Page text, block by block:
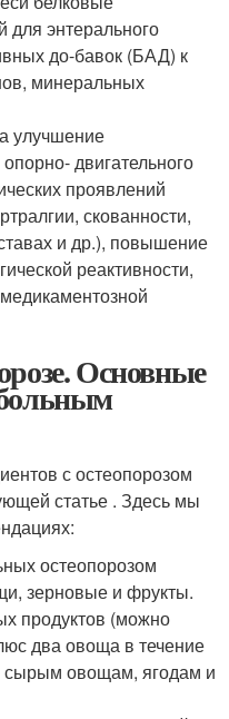
для энтерального
до-бавок (БАД) к
минеральных
улучшение
двигательного
проявлений
скованности,
и др.), повышение
реактивности,
Основные
с остеопорозом
статье . Здесь мы
остеопорозом
зерновые и фрукты.
продуктов (можно
два овоща в течение
сырым овощам, ягодам и